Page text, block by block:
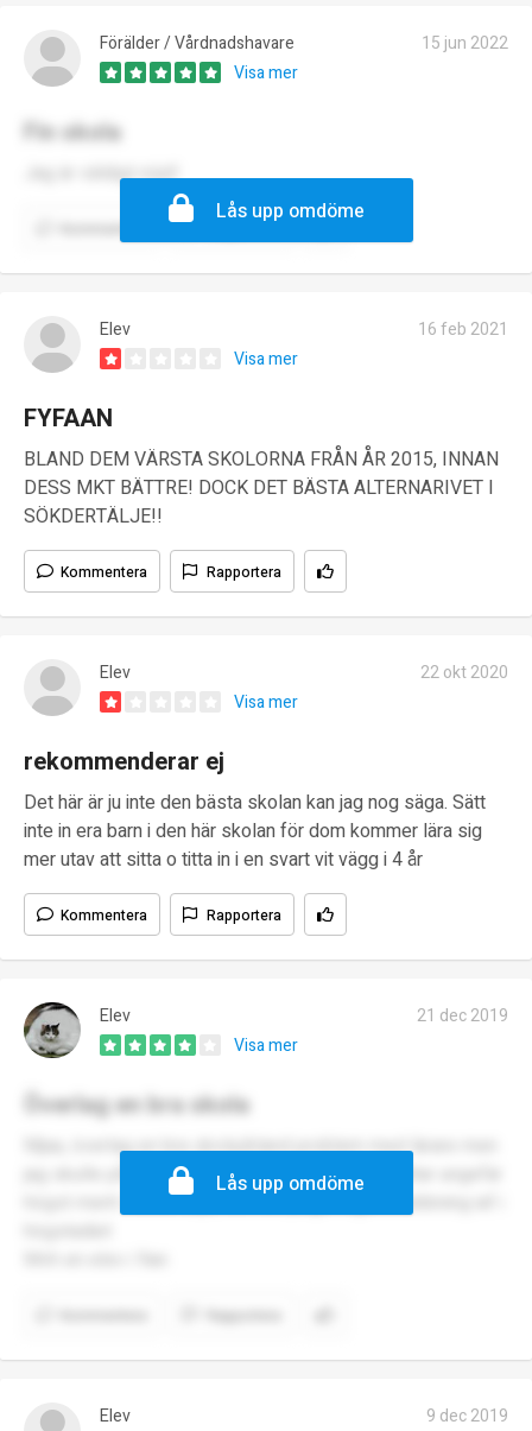
Förälder / Vårdnadshavare
15 jun 2022
Visa mer
Fin skola
Jag är väldigt nöjd!
Lås upp omdöme
Elev
16 feb 2021
Visa mer
FYFAAN
BLAND DEM VÄRSTA SKOLORNA FRÅN ÅR 2015, INNAN
DESS MKT BÄTTRE! DOCK DET BÄSTA ALTERNARIVET I
SÖKDERTÄLJE!!
Kommentera Rapportera
Elev
22 okt 2020
Visa mer
rekommenderar ej
Det här är ju inte den bästa skolan kan jag nog säga. Sätt
inte in era barn i den här skolan för dom kommer lära sig
mer utav att sitta o titta in i en svart vit vägg i 4 år
Kommentera Rapportera
Elev
21 dec 2019
Visa mer
Överlag en bra skola
Mjaa, överlag en bra skola,ibland problem med lärare men
jag skulle påstå att skolan är bra, Pershagen sittar ungefär
högst merit i Södertälje, och det pågår ingen mobbning iaf i
Lås upp omdöme
Elev
9 dec 2019